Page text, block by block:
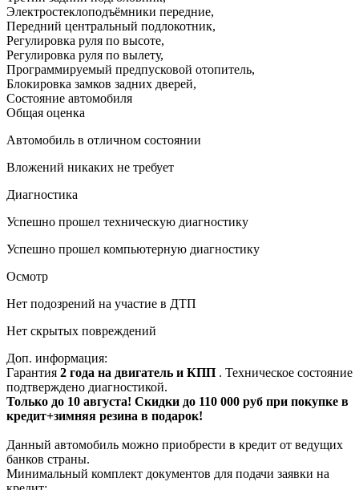
Электростеклоподъёмники передние,
Передний центральный подлокотник,
Регулировка руля по высоте,
Регулировка руля по вылету,
Программируемый предпусковой отопитель,
Блокировка замков задних дверей,
Состояние автомобиля
Общая оценка
Автомобиль в отличном состоянии
Вложений никаких не требует
Диагностика
Успешно прошел техническую диагностику
Успешно прошел компьютерную диагностику
Осмотр
Нет подозрений на участие в ДТП
Нет скрытых повреждений
Доп. информация:
Гарантия 2 года на двигатель и КПП . Техническое состояние
подтверждено диагностикой.
Только до 10 августа! Скидки до 110 000 руб при покупке в
кредит+зимняя резина в подарок!
Данный автомобиль можно приобрести в кредит от ведущих
банков страны.
Минимальный комплект документов для подачи заявки на